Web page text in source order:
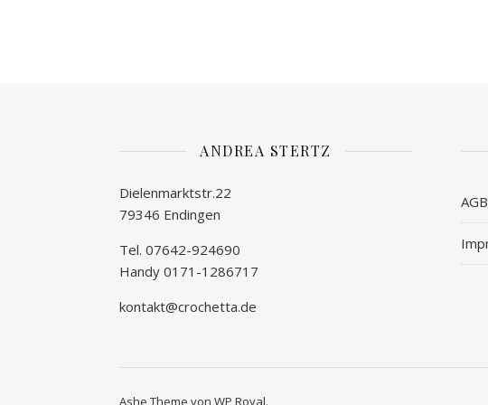
ANDREA STERTZ
Dielenmarktstr.22
79346 Endingen
Tel. 07642-924690
Handy 0171-1286717
kontakt@crochetta.de
AGB
Ashe Theme von WP Royal.